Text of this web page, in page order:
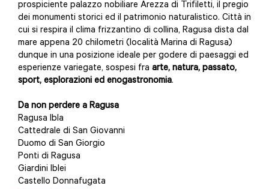
prospiciente palazzo nobiliare Arezza di Trifiletti, il pregio
dei monumenti storici ed il patrimonio naturalistico. Città in
cui si respira il clima frizzantino di collina, Ragusa dista dal
mare appena 20 chilometri (località Marina di Ragusa)
dunque in una posizione ideale per godere di paesaggi ed
esperienze variegate, sospesi fra arte, natura, passato,
sport, esplorazioni ed enogastronomia.
Da non perdere a Ragusa
Ragusa Ibla
Cattedrale di San Giovanni
Duomo di San Giorgio
Ponti di Ragusa
Giardini Iblei
Castello Donnafugata